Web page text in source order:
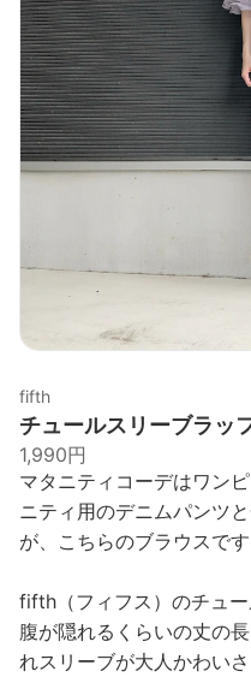
fifth
チュールスリーブラッ
1,990円
マタニティコーデはワン
ニティ用のデニムパンツ
が、こちらのブラウスです
fifth（フィフス）のチュ
腹が隠れるくらいの丈の
れスリーブが大人かわい